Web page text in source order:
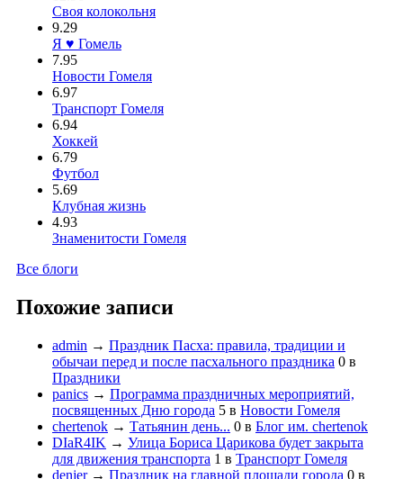
Своя колокольня
9.29
Я ♥ Гомель
7.95
Новости Гомеля
6.97
Транспорт Гомеля
6.94
Хоккей
6.79
Футбол
5.69
Клубная жизнь
4.93
Знаменитости Гомеля
Все блоги
Похожие записи
admin → Праздник Пасха: правила, традиции и
обычаи перед и после пасхального праздника 0 в
Праздники
panics → Программа праздничных мероприятий,
посвященных Дню города 5 в Новости Гомеля
chertenok → Татьянин день... 0 в Блог им. chertenok
DIaR4IK → Улица Бориса Царикова будет закрыта
для движения транспорта 1 в Транспорт Гомеля
denjer→ Праздник на главной площади города 0 в